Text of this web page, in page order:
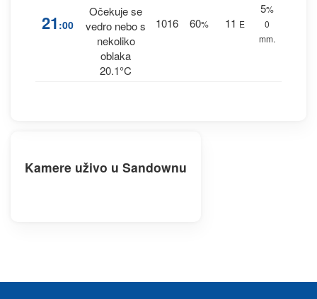
21 :00
Očekuje se
vedro nebo s
nekoliko
oblaka
20.1°C
1016 60% 11 E
5%
0
mm.
Kamere uživo u Sandownu